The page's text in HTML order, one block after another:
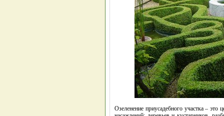
Озеленение приусадебного участка –